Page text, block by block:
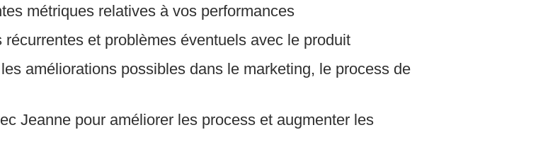
métriques relatives à vos performances
et problèmes éventuels avec le produit
améliorations possibles dans le marketing, le process de
Jeanne pour améliorer les process et augmenter les